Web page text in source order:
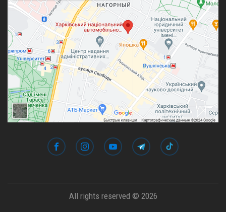
All rights reserved © 2026